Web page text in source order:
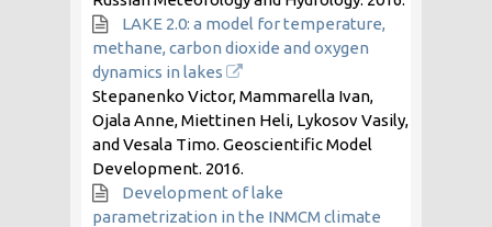
LAKE 2.0: a model for temperature,
methane, carbon dioxide and oxygen
dynamics in lakes
Stepanenko Victor, Mammarella Ivan,
Ojala Anne, Miettinen Heli, Lykosov Vasily,
and Vesala Timo. Geoscientific Model
Development. 2016.
Development of lake
parametrization in the INMCM climate